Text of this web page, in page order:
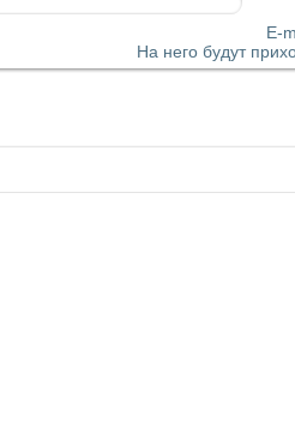
E-
На него будут